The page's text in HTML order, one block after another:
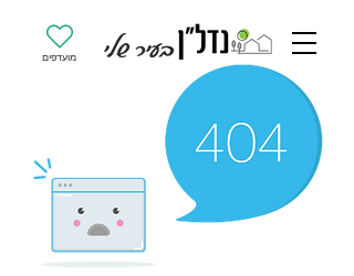
מועדפים